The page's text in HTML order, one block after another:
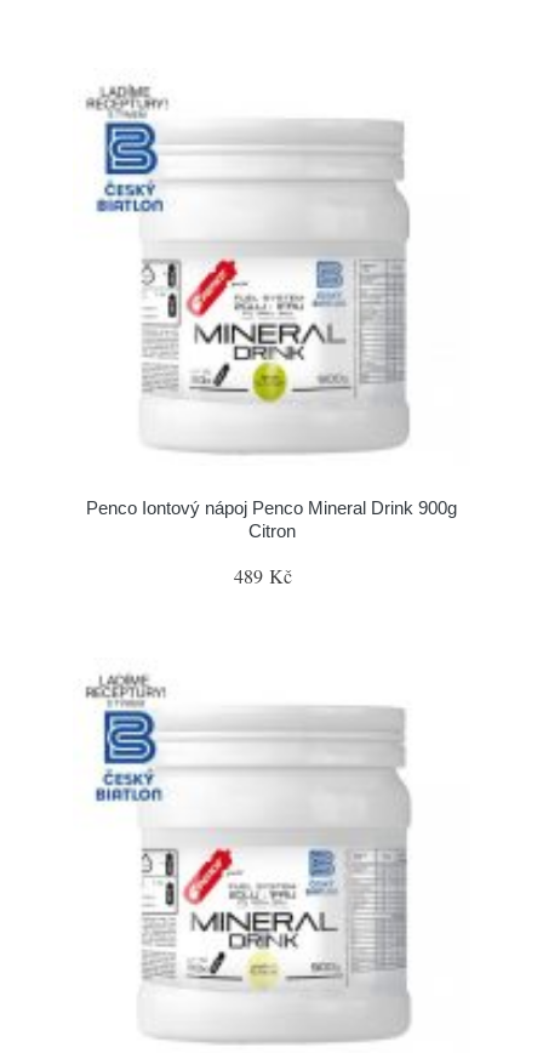
Penco Iontový nápoj Penco Mineral Drink 900g
Citron
489 Kč